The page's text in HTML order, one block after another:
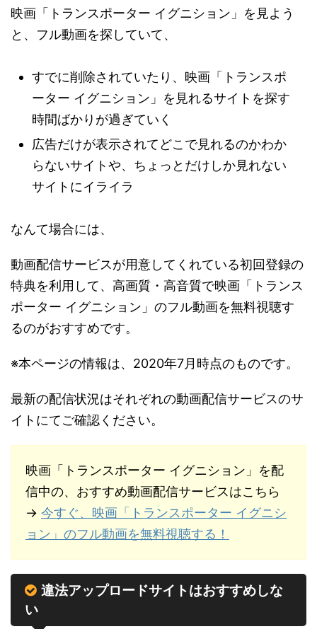
映画「トランスポーター イグニション」を見よう
と、フル動画を探していて、
すでに削除されていたり、映画「トランスポ
ーター イグニション」を見れるサイトを探す
時間ばかりが過ぎていく
広告だけが表示されてどこで見れるのかわか
らないサイトや、ちょっとだけしか見れない
サイトにイライラ
なんて場合には、
動画配信サービスが用意してくれている初回登録の
特典を利用して、高画質・高音質で映画「トランス
ポーター イグニション」のフル動画を無料視聴す
るのがおすすめです。
※本ページの情報は、2020年7月時点のものです。
最新の配信状況はそれぞれの動画配信サービスのサ
イトにてご確認ください。
映画「トランスポーター イグニション」を配
信中の、おすすめ動画配信サービスはこちら
→ 今すぐ、映画「トランスポーター イグニシ
ョン」のフル動画を無料視聴する！
違法アップロードサイトはおすすめしな
い